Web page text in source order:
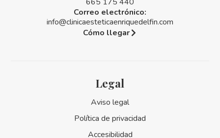
665 175 440
Correo electrónico:
info@clinicaesteticaenriquedelfin.com
Cómo llegar
Legal
Aviso legal
Política de privacidad
Accesibilidad